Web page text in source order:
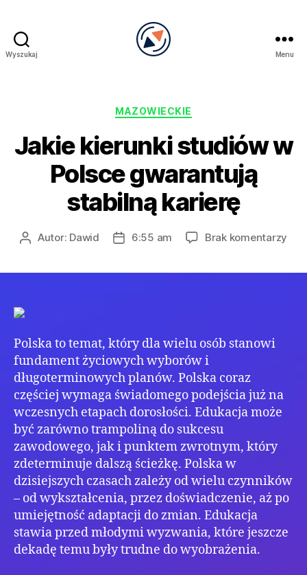
Wyszukaj Menu
Kategorie
MAZOWIECKIE
Jakie kierunki studiów w
Polsce gwarantują
stabilną karierę
AutorAutor: Dawid
Data6:55 am Brak komentarzy
Polska to temat, który dla wielu osób stanowi
fundament życiowych wyborów i
długoterminowych planów. Polska coraz
częściej wymaga świadomego podejścia już na
wczesnych etapach dorosłości. Edukacja może
być zarówno trampoliną do sukcesu
zawodowego, jak i punktem zwrotnym, który
zdeterminuje dalszą ścieżkę. Polska w
dzisiejszych czasach zależy od wielu czynników
– od wykształcenia, przez doświadczenie, aż po
umiejętność adaptacji do zmian. Edukacja
stawia przed młodymi wyzwania, które jeszcze
dekadę temu były trudne do wyobrażenia.